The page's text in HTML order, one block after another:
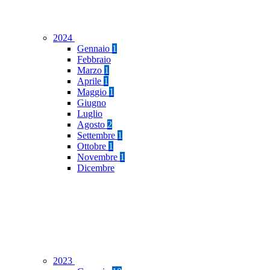
2024
Gennaio 1
Febbraio
Marzo 1
Aprile 1
Maggio 1
Giugno
Luglio
Agosto 2
Settembre 1
Ottobre 1
Novembre 1
Dicembre
2023